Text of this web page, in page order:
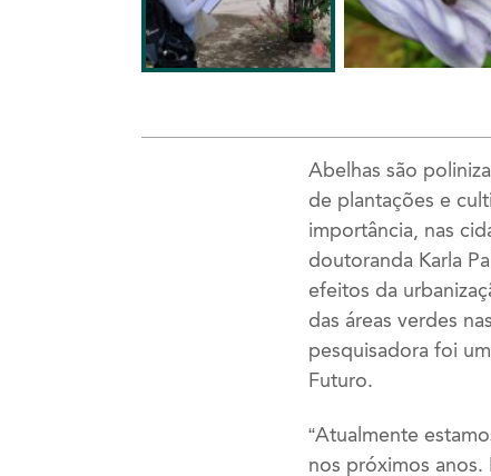
Abelhas são
de plantações e
importância, nas
doutoranda Karla
efeitos da
das áreas verdes
pesquisadora foi
Futuro.
“Atualmente
nos próximos